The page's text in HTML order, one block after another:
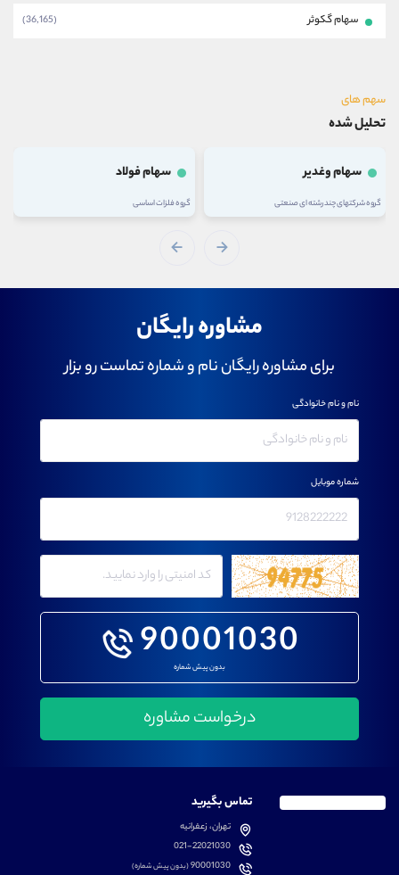
سهام گکوثر (36,165)
سهم های
تحلیل شده
سهام وغدیر
گروه شرکتهای چند رشته ای صنعتی
سهام فولاد
گروه فلزات اساسی
مشاوره رایگان
برای مشاوره رایگان نام و شماره تماست رو بزار
90001030
بدون پیش شماره
نام و نام خانوادگی
شماره موبایل
تماس بگیرید
تهران، زعفرانیه
021-22021030
90001030(بدون پیش شماره)